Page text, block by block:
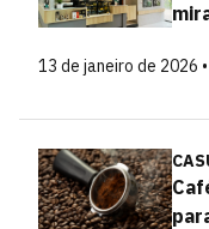
13 de janeiro de 2026